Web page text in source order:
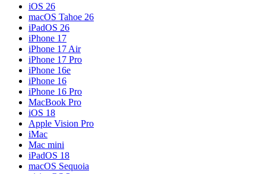
iOS 26
macOS Tahoe 26
iPadOS 26
iPhone 17
iPhone 17 Air
iPhone 17 Pro
iPhone 16e
iPhone 16
iPhone 16 Pro
MacBook Pro
iOS 18
Apple Vision Pro
iMac
Mac mini
iPadOS 18
macOS Sequoia